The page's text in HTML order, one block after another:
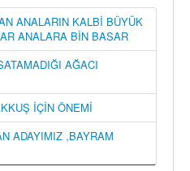
ANALARIN KALBİ BÜYÜK
ANALARA BİN BASAR
AĞACI
İÇİN ÖNEMİ
ADAYIMIZ ,BAYRAM